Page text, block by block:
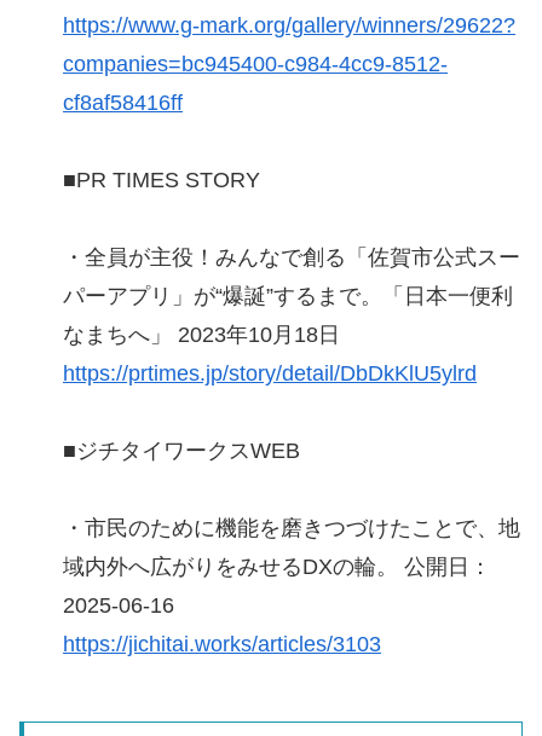
https://www.g-mark.org/gallery/winners/29622?
companies=bc945400-c984-4cc9-8512-
cf8af58416ff
■PR TIMES STORY
・全員が主役！みんなで創る「佐賀市公式スー
パーアプリ」が“爆誕”するまで。「日本一便利
なまちへ」 2023年10月18日
https://prtimes.jp/story/detail/DbDkKlU5ylrd
■ジチタイワークスWEB
・市民のために機能を磨きつづけたことで、地
域内外へ広がりをみせるDXの輪。 公開日：
2025-06-16
https://jichitai.works/articles/3103